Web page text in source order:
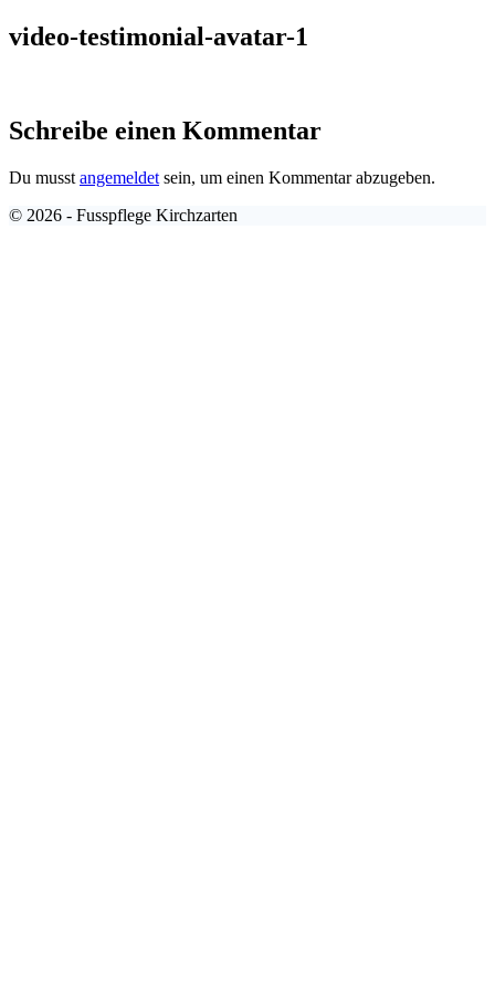
Zum
Inhalt
video-testimonial-avatar-1
Schreibe einen Kommentar
Du musst angemeldet sein, um einen Kommentar abzugeben.
© 2026 - Fusspflege Kirchzarten